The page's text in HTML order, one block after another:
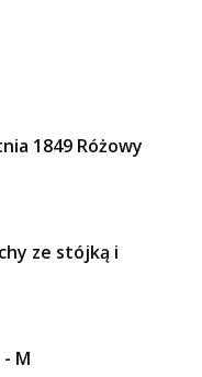
1849 Różowy
ze stójką i
M